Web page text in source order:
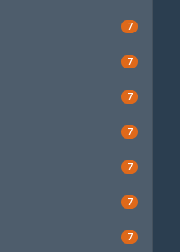
7
7
7
7
7
7
7